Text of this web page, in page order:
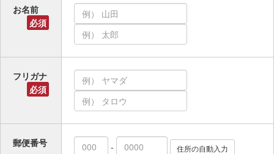
お名前
必須
フリガナ
必須
郵便番号
-